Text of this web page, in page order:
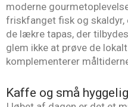
moderne
friskfanget fisk og
de lækre tapas, der
glem ikke at prøve de
komplementerer
Kaffe og små